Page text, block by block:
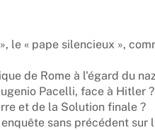
le « pape silencieux »,
de Rome à l'égard du
Pacelli, face à Hitler
et de la Solution finale ?
sans précédent sur